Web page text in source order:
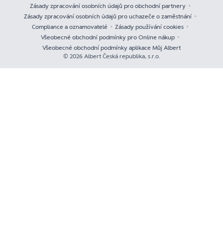
Zásady zpracování osobních údajů pro obchodní partnery
Zásady zpracování osobních údajů pro uchazeče o zaměstnání
Compliance a oznamovatelé
Zásady používání cookies
Všeobecné obchodní podmínky pro Online nákup
Všeobecné obchodní podmínky aplikace Můj Albert
© 2026 Albert Česká republika, s.r.o.